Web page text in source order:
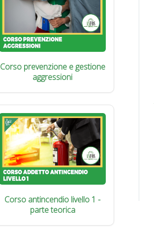
Corso prevenzione e gestione
aggressioni
Corso antincendio livello 1 -
parte teorica